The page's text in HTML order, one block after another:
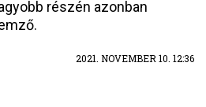
részén azonban
2021. NOVEMBER 10. 12:36